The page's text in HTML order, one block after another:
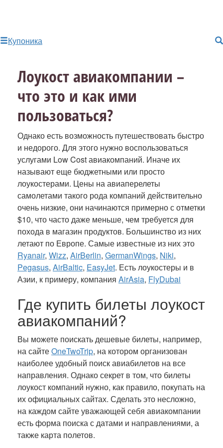
Купоника
Лоукост авиакомпании –
что это и как ими
пользоваться?
Однако есть возможность путешествовать быстро
и недорого. Для этого нужно воспользоваться
услугами Low Cost авиакомпаний. Иначе их
называют еще бюджетными или просто
лоукостерами. Цены на авиаперелеты
самолетами такого рода компаний действительно
очень низкие, они начинаются примерно с отметки
$10, что часто даже меньше, чем требуется для
похода в магазин продуктов. Большинство из них
летают по Европе. Самые известные из них это
Ryanair, Wizz, AirBerlin, GermanWings, Niki,
Pegasus, AirBaltic, EasyJet. Есть лоукостеры и в
Азии, к примеру, компания AirAsia, FlyDubai
Где купить билеты лоукост
авиакомпаний?
Вы можете поискать дешевые билеты, например,
на сайтеOneTwoTrip, на котором организован
наиболее удобный поиск авиабилетов на все
направления. Однако секрет в том, что билеты
лоукост компаний нужно, как правило, покупать на
их официальных сайтах. Сделать это несложно,
на каждом сайте уважающей себя авиакомпании
есть форма поиска с датами и направлениями, а
также карта полетов.